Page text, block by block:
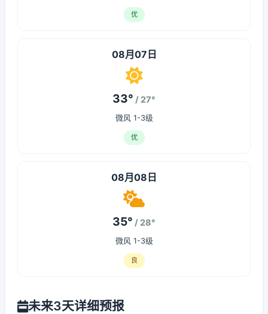
优
08月07日
33° / 27°
微风 1-3级
优
08月08日
35° / 28°
微风 1-3级
良
未来3天详细预报